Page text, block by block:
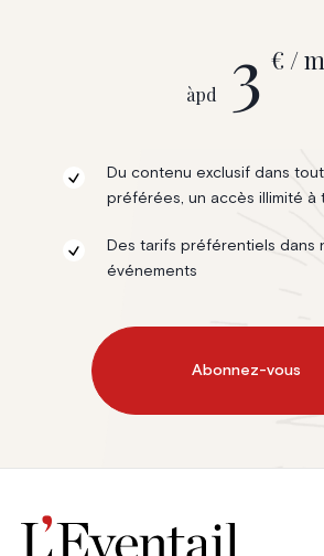
àpd 3 € /
Du contenu exclusif dans
préférées, un accès illimité à
Des tarifs préférentiels dans
événements
Abonnez-vous